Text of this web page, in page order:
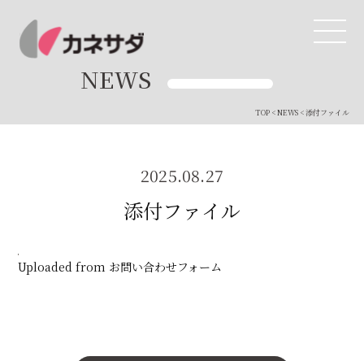
TOP
生産体制
美味しい安心
NEWS
TOP<NEWS< 添付ファイル
2025.08.27
添付ファイル
Uploaded from お問い合わせフォーム